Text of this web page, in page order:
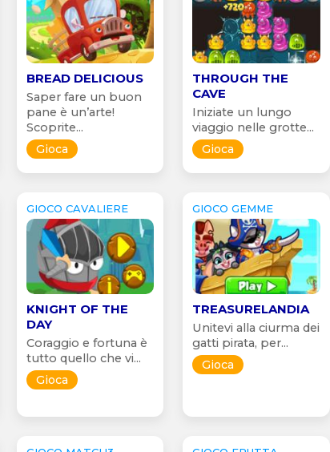
BREAD DELICIOUS
Saper fare un buon
pane è un’arte!
Scoprite...
Gioca
THROUGH THE
CAVE
Iniziate un lungo
viaggio nelle grotte...
Gioca
GIOCO CAVALIERE
KNIGHT OF THE
DAY
Coraggio e fortuna è
tutto quello che vi...
Gioca
GIOCO GEMME
TREASURELANDIA
Unitevi alla ciurma dei
gatti pirata, per...
Gioca